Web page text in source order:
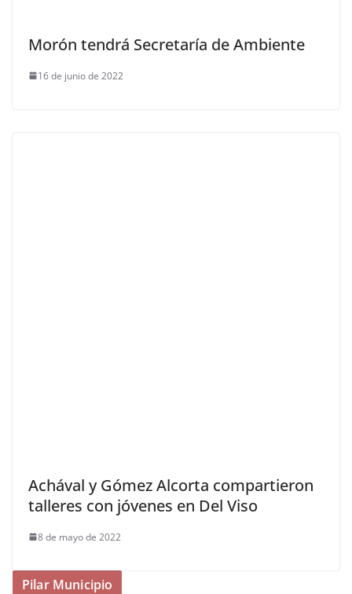
Morón tendrá Secretaría de Ambiente
16 de junio de 2022
Achával y Gómez Alcorta compartieron
talleres con jóvenes en Del Viso
8 de mayo de 2022
Pilar Municipio